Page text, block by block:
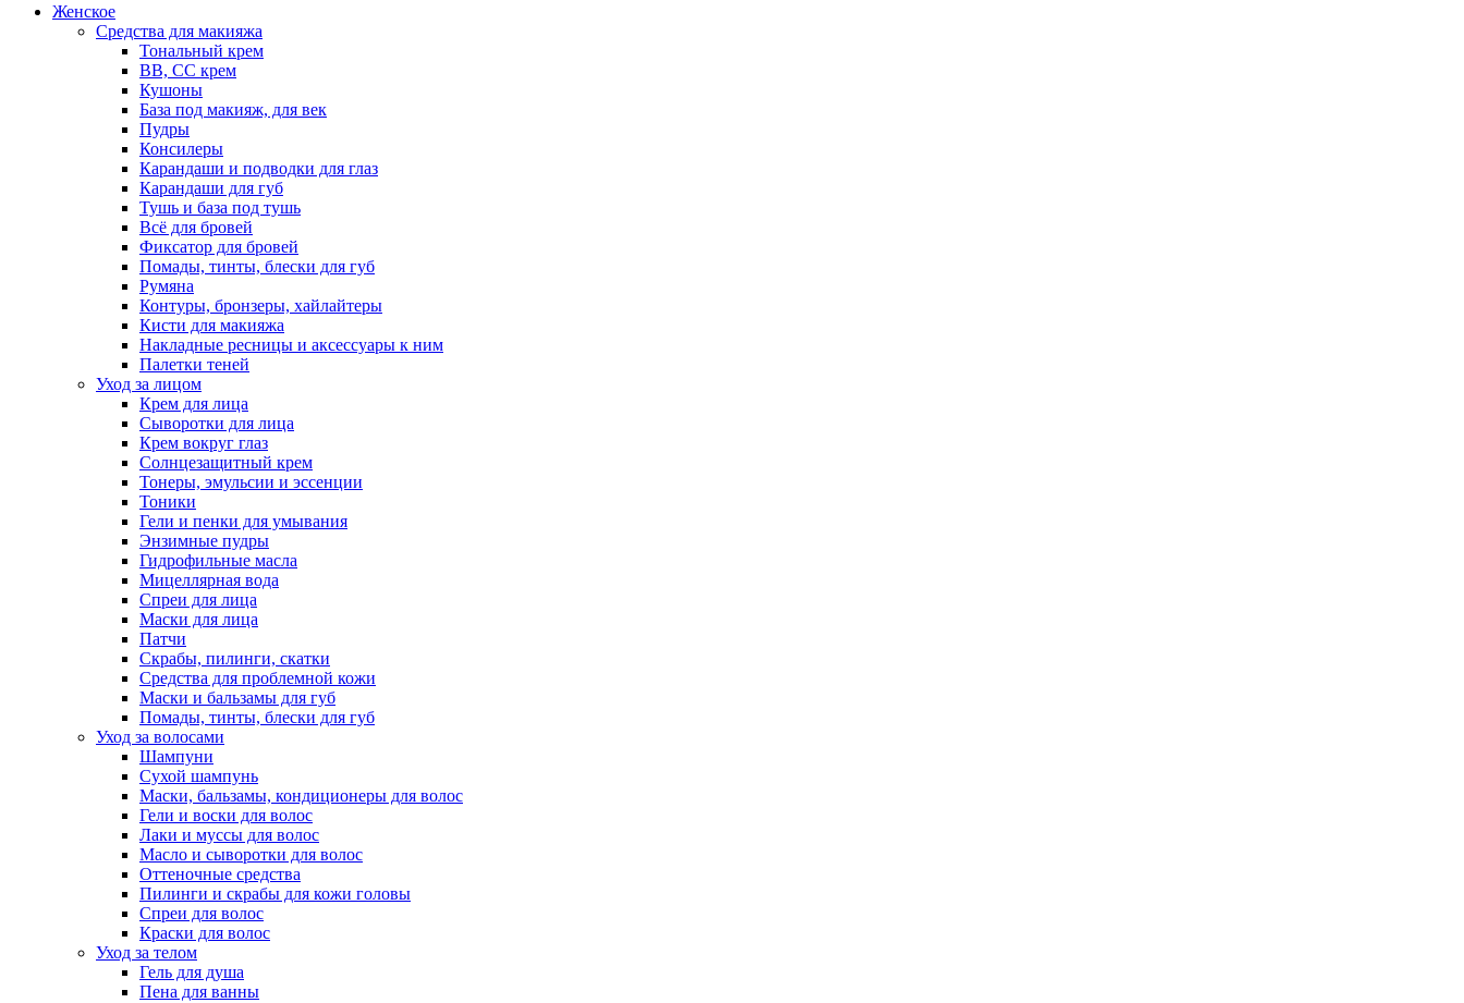
Женское
Средства для макияжа
Тональный крем
BB, CC крем
Кушоны
База под макияж, для век
Пудры
Консилеры
Карандаши и подводки для глаз
Карандаши для губ
Тушь и база под тушь
Всё для бровей
Фиксатор для бровей
Помады, тинты, блески для губ
Румяна
Контуры, бронзеры, хайлайтеры
Кисти для макияжа
Накладные ресницы и аксессуары к ним
Палетки теней
Уход за лицом
Крем для лица
Сыворотки для лица
Крем вокруг глаз
Солнцезащитный крем
Тонеры, эмульсии и эссенции
Тоники
Гели и пенки для умывания
Энзимные пудры
Гидрофильные масла
Мицеллярная вода
Спреи для лица
Маски для лица
Патчи
Скрабы, пилинги, скатки
Средства для проблемной кожи
Маски и бальзамы для губ
Помады, тинты, блески для губ
Уход за волосами
Шампуни
Сухой шампунь
Маски, бальзамы, кондиционеры для волос
Гели и воски для волос
Лаки и муссы для волос
Масло и сыворотки для волос
Оттеночные средства
Пилинги и скрабы для кожи головы
Спреи для волос
Краски для волос
Уход за телом
Гель для душа
Пена для ванны